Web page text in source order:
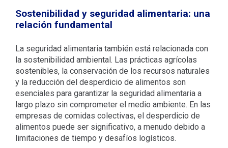
Sostenibilidad y seguridad alimentaria: una
relación fundamental
La seguridad alimentaria también está relacionada con
la sostenibilidad ambiental. Las prácticas agrícolas
sostenibles, la conservación de los recursos naturales
y la reducción del desperdicio de alimentos son
esenciales para garantizar la seguridad alimentaria a
largo plazo sin comprometer el medio ambiente. En las
empresas de comidas colectivas, el desperdicio de
alimentos puede ser significativo, a menudo debido a
limitaciones de tiempo y desafíos logísticos.